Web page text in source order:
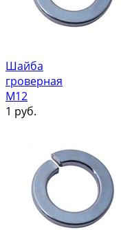
Шайба
гроверная
М12
1 руб.